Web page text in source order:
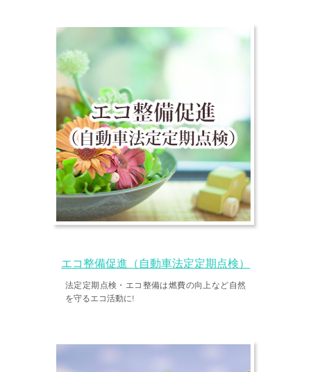
エコ整備促進（自動車法定定期点検）
法定定期点検・エコ整備は燃費の向上など自然
を守るエコ活動に!